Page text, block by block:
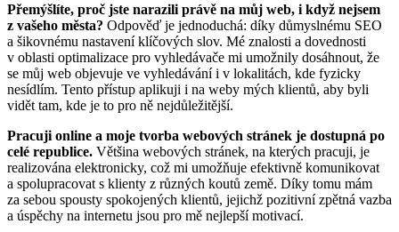
Přemýšlíte, proč jste narazili právě na můj web, i když nejsem
z vašeho města? Odpověď je jednoduchá: díky důmyslnému SEO
a šikovnému nastavení klíčových slov. Mé znalosti a dovednosti
v oblasti optimalizace pro vyhledávače mi umožnily dosáhnout, že
se můj web objevuje ve vyhledávání i v lokalitách, kde fyzicky
nesídlím. Tento přístup aplikuji i na weby mých klientů, aby byli
vidět tam, kde je to pro ně nejdůležitější.
Pracuji online a moje tvorba webových stránek je dostupná po
celé republice. Většina webových stránek, na kterých pracuji, je
realizována elektronicky, což mi umožňuje efektivně komunikovat
a spolupracovat s klienty z různých koutů země. Díky tomu mám
za sebou spousty spokojených klientů, jejichž pozitivní zpětná vazba
a úspěchy na internetu jsou pro mě nejlepší motivací.